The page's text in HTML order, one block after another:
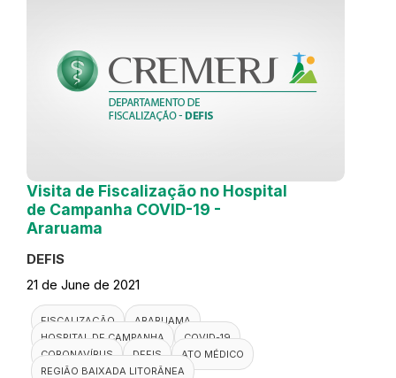
Visita de Fiscalização no Hospital
de Campanha COVID-19 -
Araruama
DEFIS
21 de June de 2021
FISCALIZAÇÃO
ARARUAMA
HOSPITAL DE CAMPANHA
COVID-19
CORONAVÍRUS
DEFIS
ATO MÉDICO
REGIÃO BAIXADA LITORÂNEA